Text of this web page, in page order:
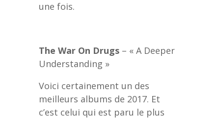
une fois.
The War On Drugs – « A Deeper
Understanding »
Voici certainement un des
meilleurs albums de 2017. Et
c’est celui qui est paru le plus